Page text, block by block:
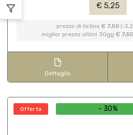
€ 5,25
prezzo di listino € 7,50 (-
miglior prezzo ultimi 30gg € 7,50
Dettaglio
Offerta - 30%